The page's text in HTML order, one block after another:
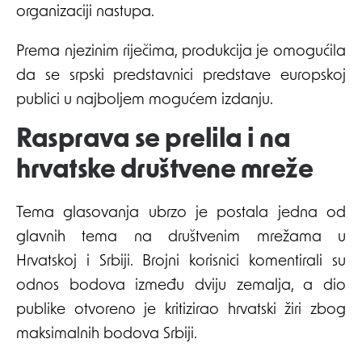
organizaciji nastupa.
Prema njezinim riječima, produkcija je omogućila
da se srpski predstavnici predstave europskoj
publici u najboljem mogućem izdanju.
Rasprava se prelila i na
hrvatske društvene mreže
Tema glasovanja ubrzo je postala jedna od
glavnih tema na društvenim mrežama u
Hrvatskoj i Srbiji. Brojni korisnici komentirali su
odnos bodova između dviju zemalja, a dio
publike otvoreno je kritizirao hrvatski žiri zbog
maksimalnih bodova Srbiji.